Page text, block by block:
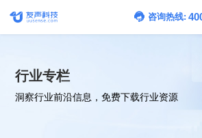
咨询热线:
行业专栏
洞察行业前沿信息，免费下载行业资源